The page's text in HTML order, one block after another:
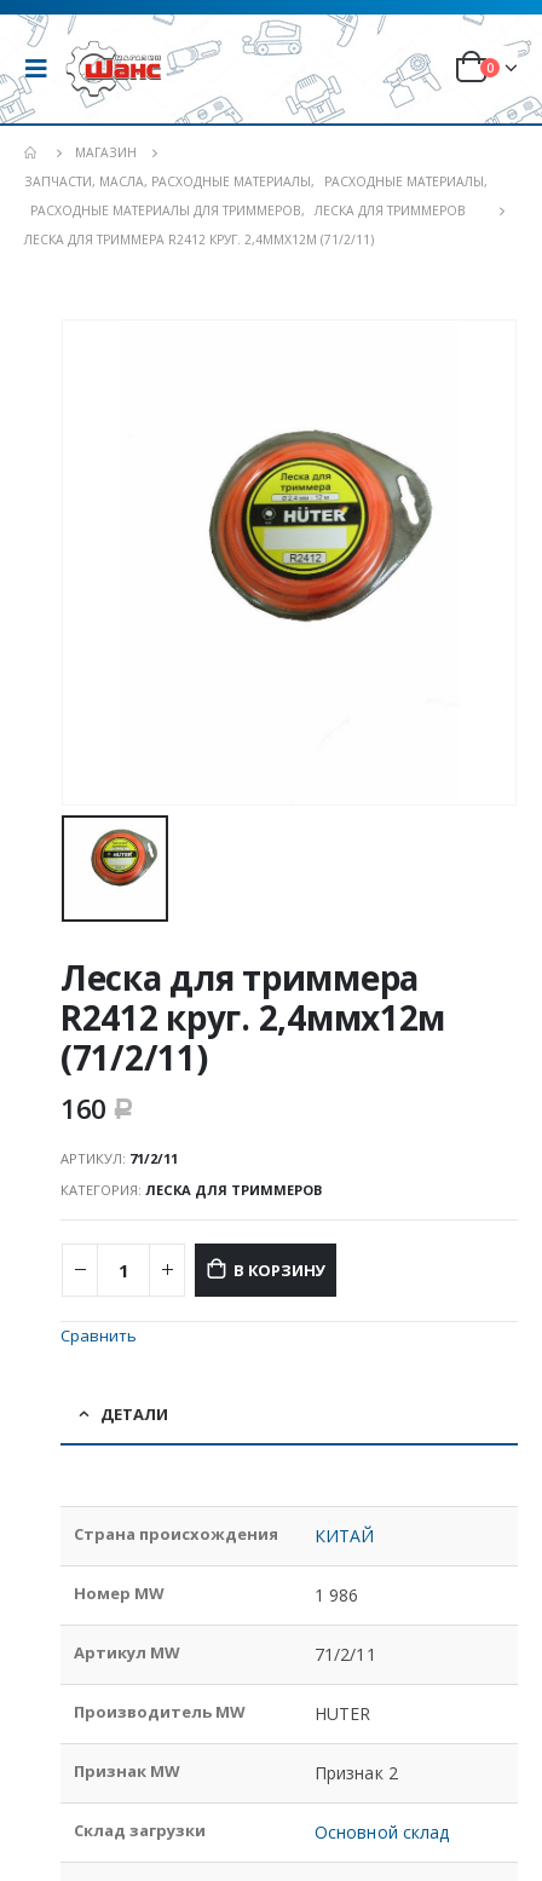
0
МАГАЗИН
ЗАПЧАСТИ, МАСЛА, РАСХОДНЫЕ МАТЕРИАЛЫ, РАСХОДНЫЕ МАТЕРИАЛЫ,
РАСХОДНЫЕ МАТЕРИАЛЫ ДЛЯ ТРИММЕРОВ,
ЛЕСКА ДЛЯ ТРИММЕРОВ
ЛЕСКА ДЛЯ ТРИММЕРА R2412 КРУГ. 2,4ММХ12М (71/2/11)
Леска для триммера
R2412 круг. 2,4ммх12м
(71/2/11)
160 Р
АРТИКУЛ: 71/2/11
КАТЕГОРИЯ: ЛЕСКА ДЛЯ ТРИММЕРОВ
В КОРЗИНУ
Сравнить
ДЕТАЛИ
Страна происхождения КИТАЙ
Номер MW 1 986
Артикул MW 71/2/11
Производитель MW HUTER
Признак MW Признак 2
Склад загрузки Основной склад